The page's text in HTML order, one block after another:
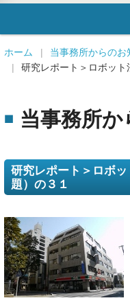
企
ホーム
当事務所からのお
研究レポート＞ロボット
当事務所
研究レポート＞ロボ
題）の３１